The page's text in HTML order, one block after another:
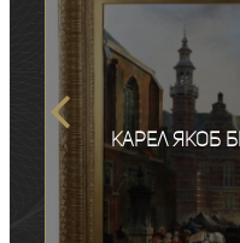
Карел Якоб